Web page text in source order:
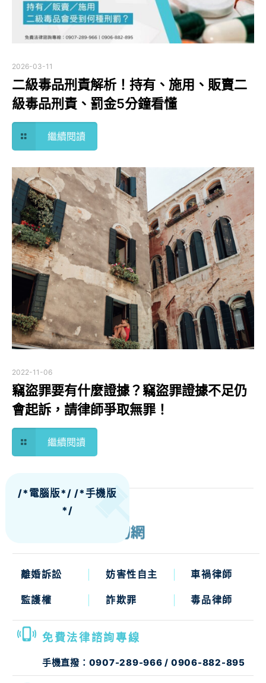
2026-03-11
二級毒品刑責解析！持有、施用、販賣二
級毒品刑責、罰金5分鐘看懂
繼續閱讀
2022-11-06
竊盜罪要有什麼證據？竊盜罪證據不足仍
會起訴，請律師爭取無罪！
繼續閱讀
/*電腦版*//*手機版
*/
離婚訴訟 妨害性自主 車禍律師
監護權 詐欺罪 毒品律師
免費法律諮詢專線
手機直撥： 0907-289-966 / 0906-882-895